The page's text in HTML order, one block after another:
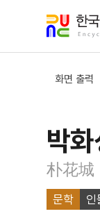
화면 출력
박화
朴花城
문학 인